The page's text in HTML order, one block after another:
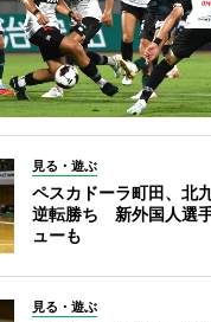
見る・遊ぶ
ペスカドーラ町田、北
逆転勝ち 新外国人選
ューも
見る・遊ぶ